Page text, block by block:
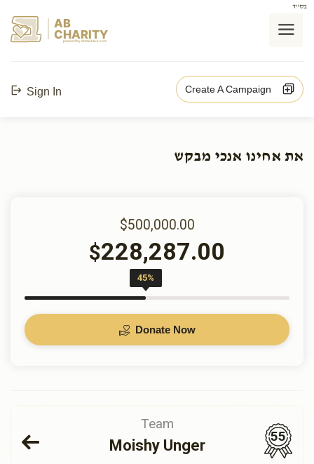
בס"ד
AB
CHARITY
powerd by ahblicklive.com
Sign In Create A Campaign
את אחינו אנכי מבקש
$500,000.00
$228,287.00
45%
Donate Now
Team
Moishy Unger
55